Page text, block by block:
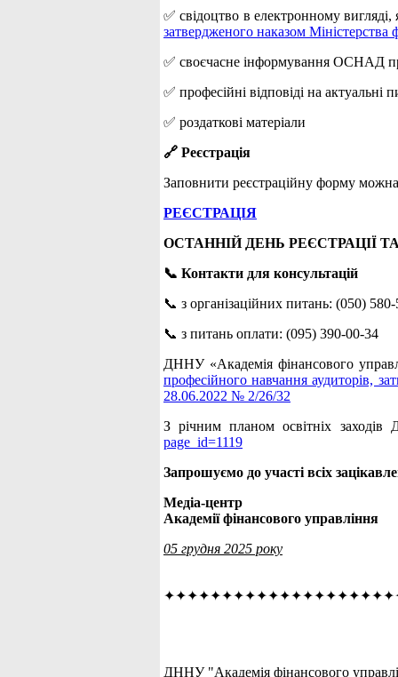
✅ свідоцтво в електронному вигляді,
затвердженого наказом
✅ cвоєчасне інформування ОСНАД
✅ професійні відповіді на
✅ роздаткові матеріали
🔗 Реєстрація
Заповнити реєстраційну форму
РЕЄСТРАЦІЯ
ОСТАННІЙ ДЕНЬ РЕЄСТРАЦІЇ
📞 Контакти для консультацій
📞 з організаційних питань: (050)
📞 з питань оплати: (095) 390-00-34
ДННУ «Академія фінансового
професійного навчання аудиторів,
28.06.2022 № 2/26/32
З річним планом освітніх
page_id=1119
Запрошуємо до участі всіх
Медіа-центр
Академії фінансового управління
05 грудня 2025 року
ДННУ "Академія фінансового